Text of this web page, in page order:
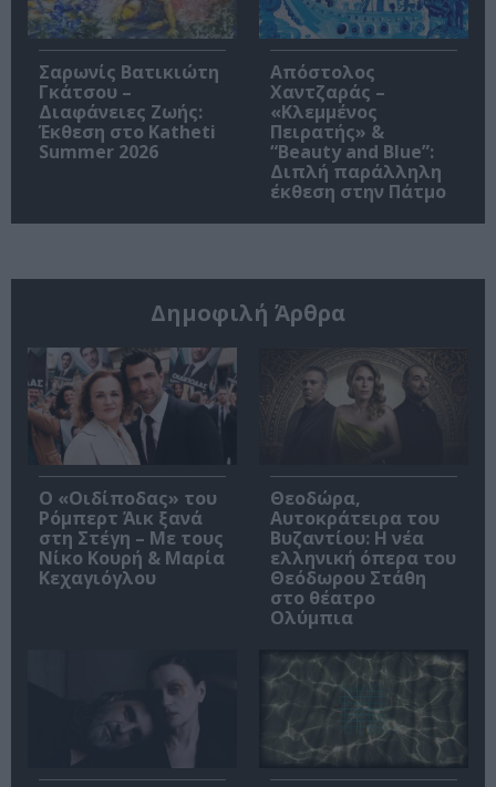
Σαρωνίς Βατικιώτη
Γκάτσου –
Διαφάνειες Ζωής:
Έκθεση στο Katheti
Summer 2026
Απόστολος
Χαντζαράς –
«Κλεμμένος
Πειρατής» &
“Beauty and Blue”:
Διπλή παράλληλη
έκθεση στην Πάτμο
Δημοφιλή Άρθρα
O «Οιδίποδας» του
Ρόμπερτ Άικ ξανά
στη Στέγη – Με τους
Νίκο Κουρή & Μαρία
Κεχαγιόγλου
Θεοδώρα,
Αυτοκράτειρα του
Βυζαντίου: Η νέα
ελληνική όπερα του
Θεόδωρου Στάθη
στο θέατρο
Ολύμπια